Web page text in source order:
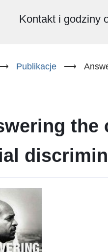
Menu
Kontakt i godziny
Publikacje ⟶
the